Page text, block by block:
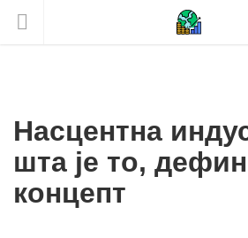
Насцентна
шта је то,
концепт